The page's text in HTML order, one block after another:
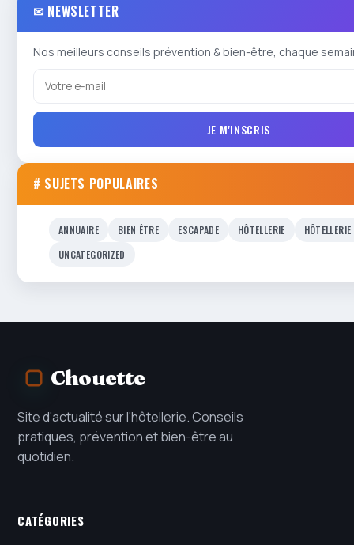
✉ NEWSLETTER
Nos meilleurs conseils prévention & bien-être, chaque
JE M'INSCRIS
# SUJETS POPULAIRES
ANNUAIRE BIEN ÊTRE ESCAPADE HÔTELLERIE
UNCATEGORIZED
Chouette
Site d'actualité sur l'hôtellerie. Conseils
pratiques, prévention et bien-être au
quotidien.
CATÉGORIES